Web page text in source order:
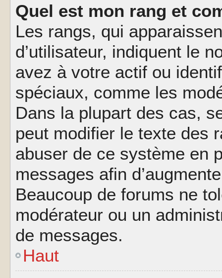
Quel est mon rang et
Les rangs, qui
d’utilisateur, indiquent le
avez à votre actif ou
spéciaux, comme les
Dans la plupart des cas,
peut modifier le texte des
abuser de ce système en
messages afin
Beaucoup de forums ne
modérateur ou un
de messages.
Haut